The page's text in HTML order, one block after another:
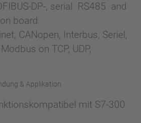
DP-, serial RS485 and
board
CANopen, Interbus, Seriel,
on TCP, UDP,
& Applikation
mit S7-300